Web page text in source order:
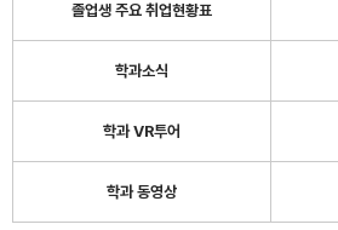
졸업생 주요 취업현황표
학과소식
학과 VR투어
학과 동영상